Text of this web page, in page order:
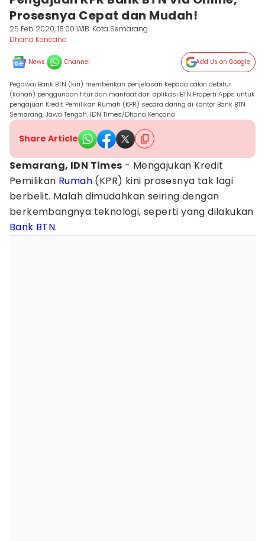
Prosesnya Cepat dan Mudah!
25 Feb 2020, 16:00 WIB Kota Semarang
Dhana Kencana
News Channel Add Us on Google
Pegawai Bank BTN (kiri) memberikan penjelasan kepada calon debitur
(kanan) penggunaan fitur dan manfaat dari aplikasi BTN Properti Apps untuk
pengajuan Kredit Pemilikan Rumah (KPR) secara daring di kantor Bank BTN
Semarang, Jawa Tengah. IDN Times/Dhana Kencana
Share Article
Semarang, IDN Times - Mengajukan Kredit
Pemilikan Rumah (KPR) kini prosesnya tak lagi
berbelit. Malah dimudahkan seiring dengan
berkembangnya teknologi, seperti yang dilakukan
Bank BTN.